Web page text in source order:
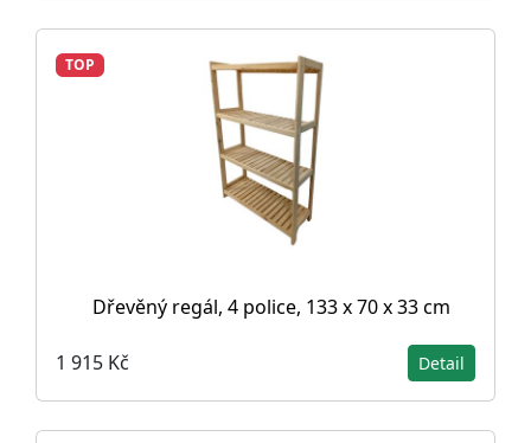
TOP
Dřevěný regál, 4 police, 133 x 70 x 33 cm
1 915 Kč Detail